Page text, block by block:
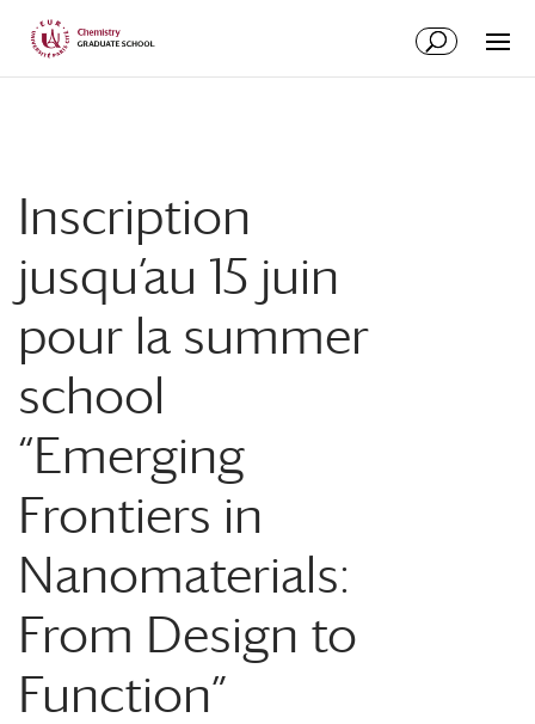
contenu
Inscription
jusqu’au 15 juin
pour la summer
school
“Emerging
Frontiers in
Nanomaterials:
From Design to
Function”